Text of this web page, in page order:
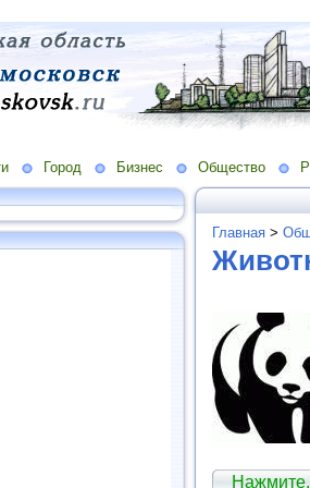
Город Бизнес Общество
Главная >